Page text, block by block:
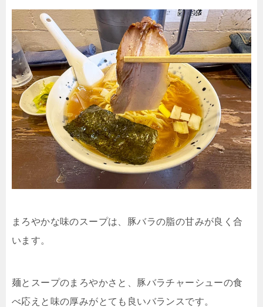
まろやかな味のスープは、豚バラの脂の甘みが良く合
います。
麺とスープのまろやかさと、豚バラチャーシューの食
べ応えと味の厚みがとても良いバランスです。